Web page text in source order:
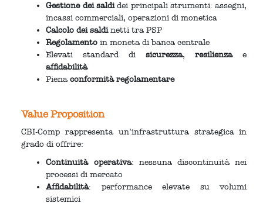
Gestione dei saldidei principali strumenti: assegni,
incassi commerciali, operazioni di monetica
Calcolo dei saldinetti tra PSP
Regolamentoin moneta di banca centrale
Elevati standard disicurezza,resilienzae
affidabilità
Pienaconformità regolamentare
Value Proposition
CBI-Comp rappresenta un’infrastruttura strategica in
grado di offrire:
Continuità operativa: nessuna discontinuità nei
processi di mercato
Affidabilità: performance elevate su volumi
sistemici